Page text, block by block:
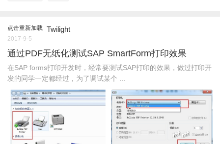
点击重新加载 Twilight
2017-9-5
通过PDF无纸化测试SAP SmartForm打印效果
在SAP forms打印开发时，经常要测试SAP打印的效果，做过打印开
发的同学一定都经过，为了调试某个 ...